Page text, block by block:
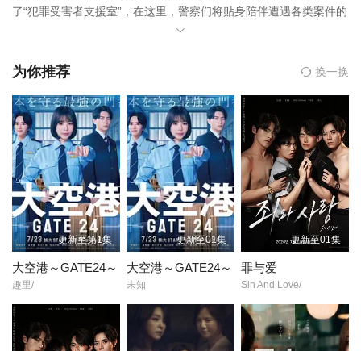
了“犯罪受害者支援室”，在这里，警察们将贴身陪伴遭遇各类案件的
受害者及遗属，协助他们重新积极面对生活。 黑木夏海（小池荣子
石绘梨子（北香那 饰）作为派遣支援员加入，她虽有专业知识却不
人组成搭档，在没有标准答案的部门里互相扶持，共同面对受害者
们的痛苦。
为你推荐 换一换
更新至第1集
大空港～GATE24～
趣里/
更新至01集
大空港～GATE24～
未知
更新至01集
罪与爱
Sin And Love/